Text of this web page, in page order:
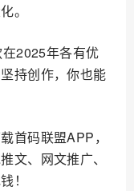
。
2025年各有优
持创作，你也能
首码联盟APP，
文、网文推广、
！